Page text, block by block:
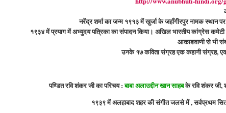
नरेंद्र शर्मा का जन्म १९१३ में खुर्जा के जहाँगीरपुर नामक स्थान
१९३४ में प्रयाग में अभ्युदय पत्रिका का संपादन किया। अखिल भारतीय कांग्रेस कमेटी
आकाशवाणी से भी
उनके १७ कविता संग्रह एक कहानी संग्रह,
पण्डित रवि शंकर जी का परिचय : बाबा अलाउद्दीन खान साहबके रवि शंकर जी,
१९३९ में अलहाबाद शहर की संगीत जलसे में , सर्वप्रथम